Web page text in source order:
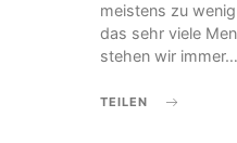
meistens zu
das sehr viele
stehen wir immer…
TEILEN